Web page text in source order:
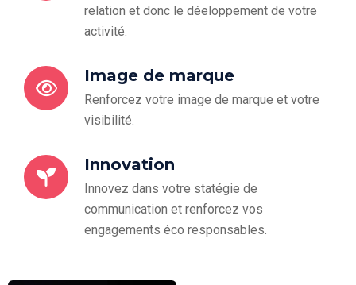
relation et donc le déeloppement de votre
activité.
Image de marque
Renforcez votre image de marque et votre
visibilité.
Innovation
Innovez dans votre statégie de
communication et renforcez vos
engagements éco responsables.